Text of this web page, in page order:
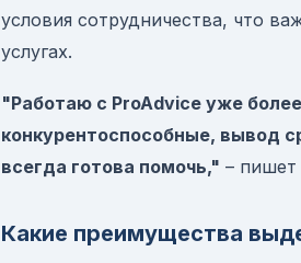
условия сотрудничества, что
услугах.
"Работаю с ProAdvice уже
конкурентоспособные, вывод
всегда готова помочь," – пишет
Какие преимущества